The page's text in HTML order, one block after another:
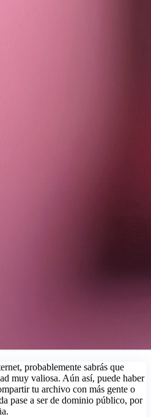
probablemente sabrás que
muy valiosa. Aún así, puede haber
tu archivo con más gente o
pase a ser de dominio público, por